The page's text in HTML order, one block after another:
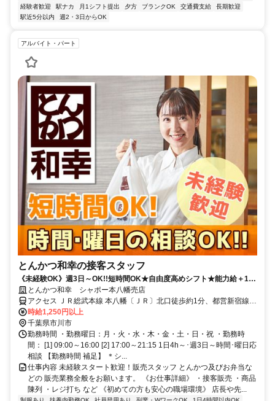
経験者歓迎
駅ナカ 月1シフト提出 夕方 ブランクOK 交通費支給
長期歓迎
駅近5分以内
週2・3日からOK
アルバイト・パート
とんかつ和幸の接客スタッフ
《未経験OK》週3日～OK!!短時間OK★自由度高めシフト★能力給＋180
円迄★面接時､履歴書不要
とんかつ和幸 シャポー本八幡売店
アクセス ＪＲ総武本線 本八幡〔ＪＲ〕北口徒歩約1分、都営新宿線
本八幡〔新宿線〕A2口徒歩約2分、京成本線 京成八幡出口3徒歩約5
分
時給1,250円以上
千葉県市川市
勤務時間 ・勤務曜日：月・火・水・木・金・土・日・祝 ・勤務時
間： [1] 09:00～16:00 [2] 17:00～21:15 1日4h～･週3日～時間･曜日応
相談 【勤務時間 補足】 ＊シ...
仕事内容 未経験スタート歓迎！販売スタッフ とんかつ及びお弁当な
どの 販売業務全般をお願います。 《お仕事詳細》 ・接客販売 ・商品
陳列 ・レジ打ち など 《初めての方も安心の職場環境》 店長や先...